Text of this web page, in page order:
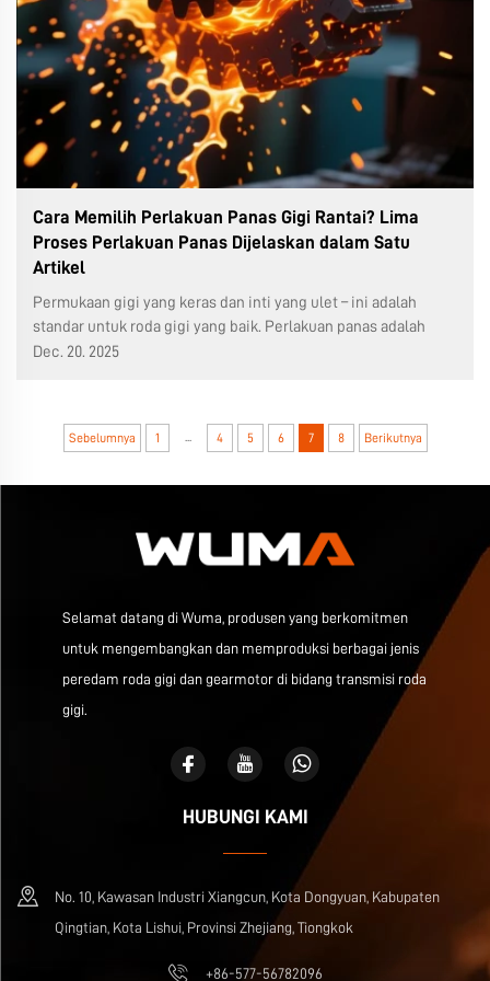
Cara Memilih Perlakuan Panas Gigi Rantai? Lima
Proses Perlakuan Panas Dijelaskan dalam Satu
Artikel
Permukaan gigi yang keras dan inti yang ulet – ini adalah
standar untuk roda gigi yang baik. Perlakuan panas adalah
kunci untuk mencapainya. Pemilihan proses yang tepat
Dec. 20. 2025
Sebelumnya 1 4 5 6 7 8 Berikutnya
Selamat datang di Wuma, produsen yang berkomitmen
untuk mengembangkan dan memproduksi berbagai jenis
peredam roda gigi dan gearmotor di bidang transmisi roda
gigi.
HUBUNGI KAMI
No. 10, Kawasan Industri Xiangcun, Kota Dongyuan, Kabupaten
Qingtian, Kota Lishui, Provinsi Zhejiang, Tiongkok
+86-577-56782096